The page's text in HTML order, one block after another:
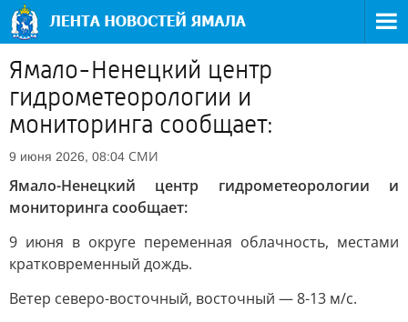
Ямало-Ненецкий центр
гидрометеорологии и
мониторинга сообщает:
9 июня 2026, 08:04 СМИ
Ямало-Ненецкий центр гидрометеорологии и
мониторинга сообщает:
9 июня в округе переменная облачность, местами
кратковременный дождь.
Ветер северо-восточный, восточный — 8-13 м/с.